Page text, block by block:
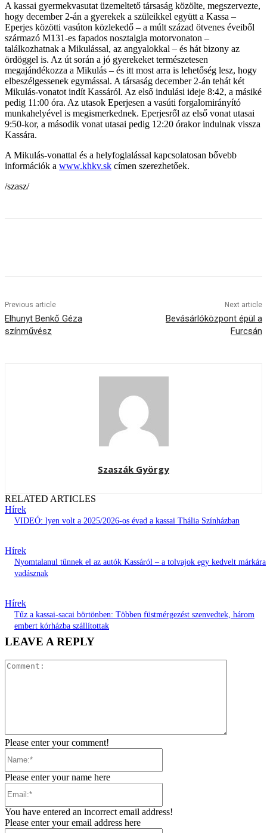
A kassai gyermekvasutat üzemeltető társaság közölte, megszervezte,
hogy december 2-án a gyerekek a szüleikkel együtt a Kassa –
Eperjes közötti vasúton közlekedő – a múlt század ötvenes éveiből
származó M131-es fapados nosztalgia motorvonaton –
találkozhatnak a Mikulással, az angyalokkal – és hát bizony az
ördöggel is. Az út során a jó gyerekeket természetesen
megajándékozza a Mikulás – és itt most arra is lehetőség lesz, hogy
elbeszélgessenek egymással. A társaság december 2-án tehát két
Mikulás-vonatot indít Kassáról. Az első indulási ideje 8:42, a másiké
pedig 11:00 óra. Az utasok Eperjesen a vasúti forgalomirányító
munkahelyével is megismerkednek. Eperjesről az első vonat utasai
9:50-kor, a második vonat utasai pedig 12:20 órakor indulnak vissza
Kassára.
A Mikulás-vonattal és a helyfoglalással kapcsolatosan bővebb
információk a www.khkv.sk címen szerezhetőek.
/szasz/
Previous article
Elhunyt Benkő Géza
színművész
Next article
Bevásárlóközpont épül a
Furcsán
Szaszák György
RELATED ARTICLES
Hírek
VIDEÓ: lyen volt a 2025/2026-os évad a kassai Thália Színházban
Hírek
Nyomtalanul tűnnek el az autók Kassáról – a tolvajok egy kedvelt márkára
vadásznak
Hírek
Tűz a kassai-sacai börtönben: Többen füstmérgezést szenvedtek, három
embert kórházba szállítottak
LEAVE A REPLY
Please enter your comment!
Please enter your name here
You have entered an incorrect email address!
Please enter your email address here